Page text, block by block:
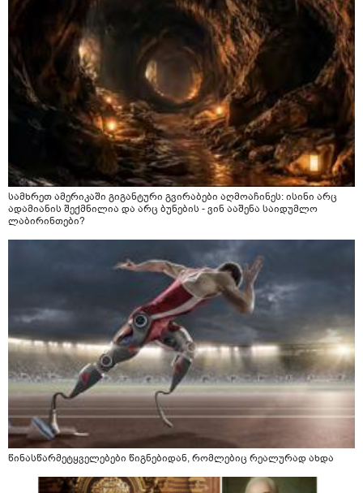
სამხრეთ ამერიკაში გიგანტური გვირაბები აღმოაჩინეს: ისინი არც
ადამიანის შექმნილია და არც ბუნების - ვინ ააშენა საიდუმლო
ლაბირინთები?
წინასწარმეტყველებები წიგნებიდან, რომლებიც რეალურად ახდა